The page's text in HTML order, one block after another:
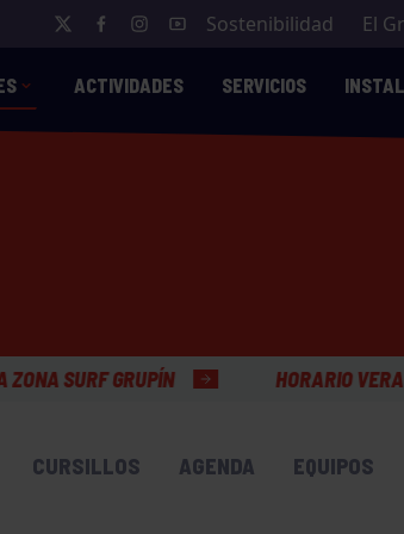
Sostenibilidad El
ACTIVIDADES SERVICIOS
HORARIO VERANO OFICINAS
CURSILLOS AGENDA EQUIPOS